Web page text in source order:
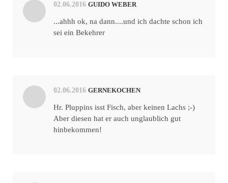
02.06.2016 GUIDO WEBER
...ahhh ok, na dann....und ich dachte schon ich
sei ein Bekehrer
02.06.2016 GERNEKOCHEN
Hr. Pluppins isst Fisch, aber keinen Lachs ;-)
Aber diesen hat er auch unglaublich gut
hinbekommen!